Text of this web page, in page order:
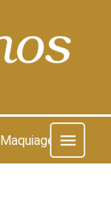
Maquiagem